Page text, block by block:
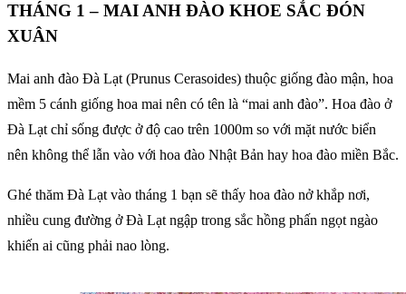
THÁNG 1 – MAI ANH ĐÀO KHOE SẮC ĐÓN
XUÂN
Mai anh đào Đà Lạt (Prunus Cerasoides) thuộc giống đào mận, hoa
mềm 5 cánh giống hoa mai nên có tên là “mai anh đào”. Hoa đào ở
Đà Lạt chỉ sống được ở độ cao trên 1000m so với mặt nước biển
nên không thể lẫn vào với hoa đào Nhật Bản hay hoa đào miền Bắc.
Ghé thăm Đà Lạt vào tháng 1 bạn sẽ thấy hoa đào nở khắp nơi,
nhiều cung đường ở Đà Lạt ngập trong sắc hồng phấn ngọt ngào
khiến ai cũng phải nao lòng.